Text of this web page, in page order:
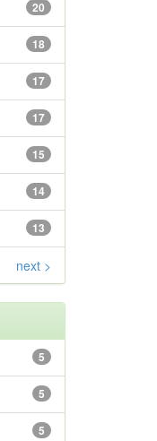
20
18
17
17
15
14
13
next >
5
5
5